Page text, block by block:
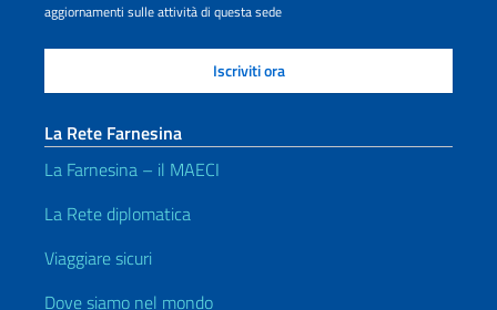
aggiornamenti sulle attività di questa sede
La Rete Farnesina
La Farnesina – il MAECI
La Rete diplomatica
Viaggiare sicuri
Dove siamo nel mondo